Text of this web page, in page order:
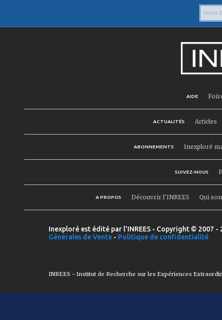
AIDE
ACTUALITÉS Articles
ABONNEMENTS Inexploré
SUIVEZ-NOUS
A PROPOS Découvrir l'INREES Qui
Inexploré est édité par l'INREES - Copyright © 2007
Générales de Vente - Politique de confidentialité
INREES - Institut de Recherche sur les Expériences